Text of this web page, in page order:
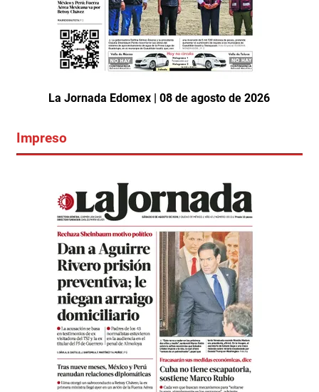
La Jornada Edomex | 08 de agosto de 2026
Impreso